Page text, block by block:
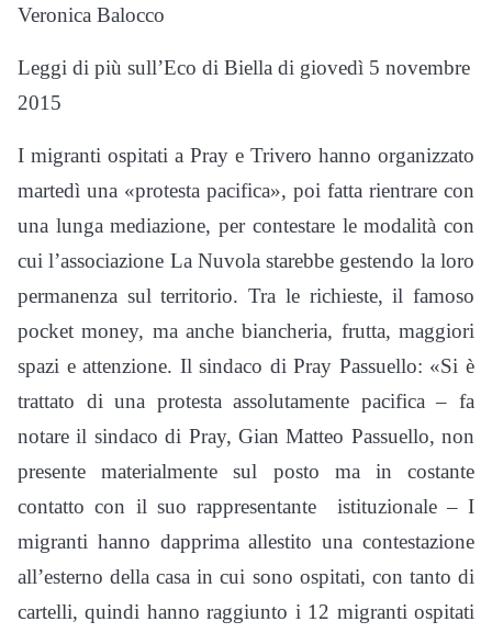
Veronica Balocco
Leggi di più sull’Eco di Biella di giovedì 5 novembre
2015
I migranti ospitati a Pray e Trivero hanno organizzato
martedì una «protesta pacifica», poi fatta rientrare con
una lunga mediazione, per contestare le modalità con
cui l’associazione La Nuvola starebbe gestendo la loro
permanenza sul territorio. Tra le richieste, il famoso
pocket money, ma anche biancheria, frutta, maggiori
spazi e attenzione. Il sindaco di Pray Passuello: «Si è
trattato di una protesta assolutamente pacifica – fa
notare il sindaco di Pray, Gian Matteo Passuello, non
presente materialmente sul posto ma in costante
contatto con il suo rappresentante istituzionale – I
migranti hanno dapprima allestito una contestazione
all’esterno della casa in cui sono ospitati, con tanto di
cartelli, quindi hanno raggiunto i 12 migranti ospitati